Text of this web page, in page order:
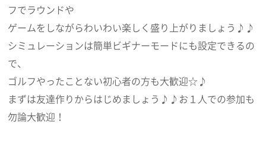
フでラウンドや
ゲームをしながらわいわい楽しく盛り上がりましょう♪♪
シミュレーションは簡単ビギナーモードにも設定できるの
で、
ゴルフやったことない初心者の方も大歓迎☆♪
まずは友達作りからはじめましょう♪♪お１人での参加も
勿論大歓迎！